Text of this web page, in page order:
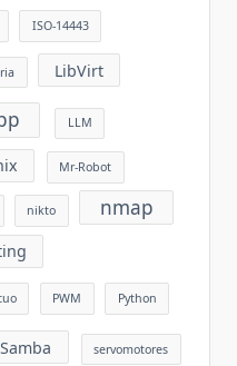
ISO-14443
LibVirt
LLM
Mr-Robot
nikto nmap
PWM Python
Samba servomotores